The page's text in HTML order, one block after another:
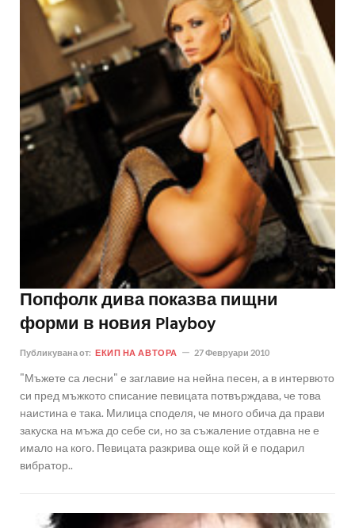
Попфолк дива показва пищни
форми в новия Playboy
Публикувана от: ЕКИП НА АВТОРА 27 Февруари 2010
"Мъжете са лесни" е заглавие на нейна песен, а в интервюто
си пред мъжкото списание певицата потвърждава, че това
наистина е така. Милица споделя, че много обича да прави
закуска на мъжа до себе си, но за съжаление отдавна не е
имало на кого. Певицата разкрива още кой й е подарил
вибратор..